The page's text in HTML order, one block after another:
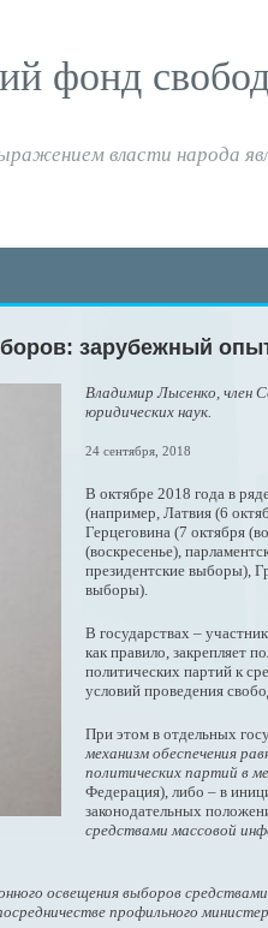
фонд
власти народа
зарубежный
Владимир Лысенко, член
юридических наук.
24 сентября, 2018
В октябре 2018 года в
(например, Латвия (6
Герцеговина (7 октября
(воскресенье),
президентские выборы),
выборы).
В государствах –
как правило, закрепляет
политических партий к
условий проведения
При этом в отдельных
механизм обеспечения
политических партий в
Федерация), либо – в
законодательных
средствами массовой
освещения выборов
профильного